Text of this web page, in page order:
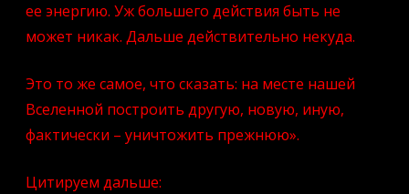
ее энергию. Уж большего действия быть не
может никак. Дальше действительно некуда.
Это то же самое, что сказать: на месте нашей
Вселенной построить другую, новую, иную,
фактически – уничтожить прежнюю».
Цитируем дальше: